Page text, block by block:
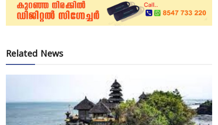
Related News